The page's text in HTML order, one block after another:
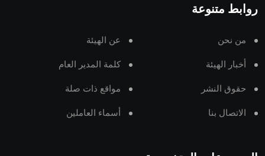
روابط متنوعة
من نحن عن الهيئة
أخبار الهيئة كلمة المدير العام
حقوق النشر مواقع ذات صلة
الاتصال بنا أسماء العاملين